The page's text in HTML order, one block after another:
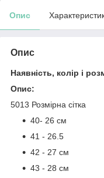
Опис
Опис
Наявність, колір і
Опис:
5013 Розмірна сітка
40- 26 см
41 - 26.5
42 - 27 см
43 - 28 см